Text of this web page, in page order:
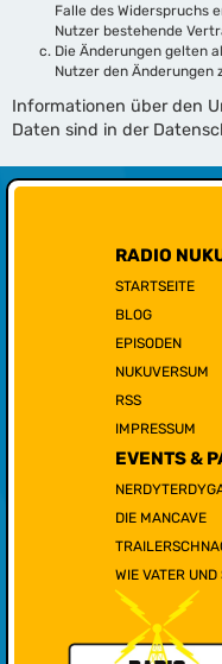
Falle des Widerspruchs
Nutzer bestehende
Die Änderungen gelten
Nutzer den Änderungen
Informationen über den
Daten sind in der
RADIO
STARTSEITE
BLOG
EPISODEN
NUKUVERSUM
RSS
IMPRESSUM
EVENTS &
DIE MANCAVE
WIE VATER UND